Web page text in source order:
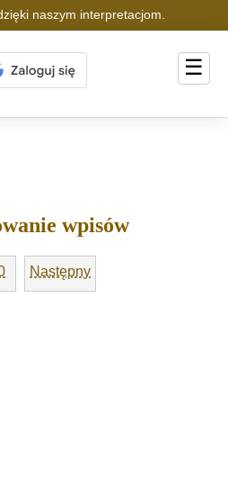
naszym interpretacjom.
☰
wpisów
Następny